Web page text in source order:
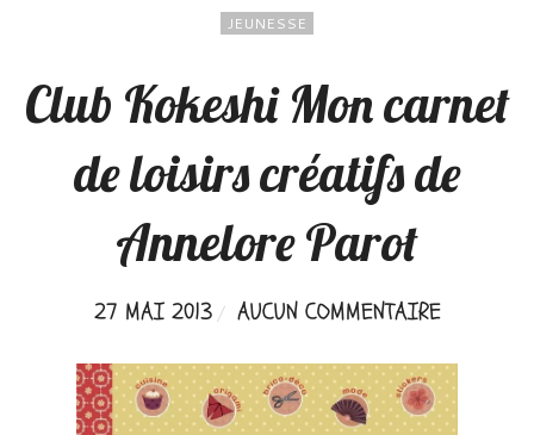
JEUNESSE
Club Kokeshi Mon carnet
de loisirs créatifs de
Annelore Parot
27 MAI 2013 AUCUN COMMENTAIRE